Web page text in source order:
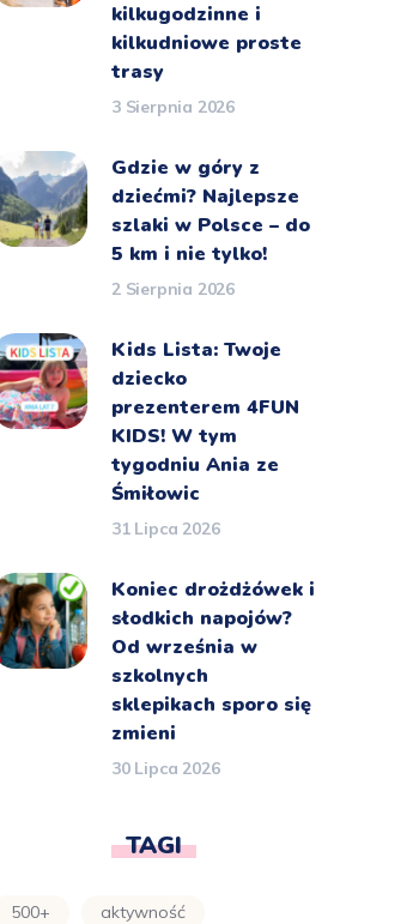
kilkugodzinne i
kilkudniowe proste
trasy
3 Sierpnia 2026
Gdzie w góry z
dziećmi? Najlepsze
szlaki w Polsce – do
5 km i nie tylko!
2 Sierpnia 2026
Kids Lista: Twoje
dziecko
prezenterem 4FUN
KIDS! W tym
tygodniu Ania ze
Śmiłowic
31 Lipca 2026
Koniec drożdżówek i
słodkich napojów?
Od września w
szkolnych
sklepikach sporo się
zmieni
30 Lipca 2026
TAGI
500+ aktywność